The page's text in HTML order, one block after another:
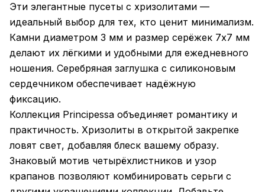
Эти элегантные пусеты с хризолитами —
идеальный выбор для тех, кто ценит минимализм.
Камни диаметром 3 мм и размер серёжек 7x7 мм
делают их лёгкими и удобными для ежедневного
ношения. Серебряная заглушка с силиконовым
сердечником обеспечивает надёжную
фиксацию.
Коллекция Principessa объединяет романтику и
практичность. Хризолиты в открытой закрепке
ловят свет, добавляя блеск вашему образу.
Знаковый мотив четырёхлистников и узор
крапанов позволяют комбинировать серьги с